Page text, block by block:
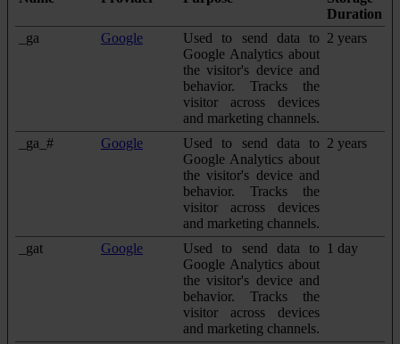
Duration
_ga
Google
Used to send data to
Google Analytics about
the visitor's device and
behavior. Tracks the
visitor across devices
and marketing channels.
2 years
_ga_# Google
Used to send data to
Google Analytics about
the visitor's device and
behavior. Tracks the
visitor across devices
and marketing channels.
2 years
_gat Google
Used to send data to
Google Analytics about
the visitor's device and
behavior. Tracks the
visitor across devices
and marketing channels.
1 day